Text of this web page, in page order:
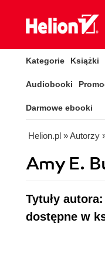
Kategorie Książki
Audiobooki
Darmowe ebooki
Helion.pl » Autorzy
Amy E.
Tytuły
dostępne w